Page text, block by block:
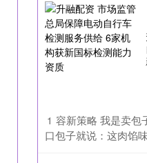
1 容新策略 我是卖包
口包子就说：这肉馅